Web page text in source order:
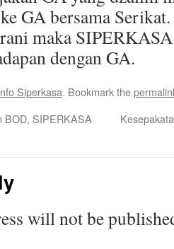
GA bersama
maka
dengan GA.
Siperkasa. Bookmark the
BOD, SIPERKASA
will not be